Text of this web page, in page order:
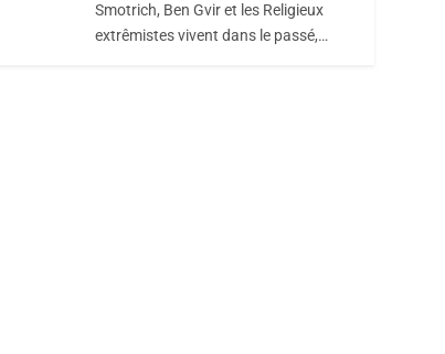
Smotrich, Ben Gvir et les Religieux
extrêmistes vivent dans le passé,…